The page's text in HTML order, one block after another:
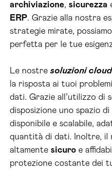
archiviazione, sicurezza
ERP. Grazie alla nostra
strategie mirate,
perfetta per le tue
Le nostre soluzioni
la risposta ai tuoi
dati. Grazie all’utilizzo di
disposizione uno spazio di
disponibile e scalabile,
quantità di dati. Inoltre, il
altamente sicuro e
protezione costante dei